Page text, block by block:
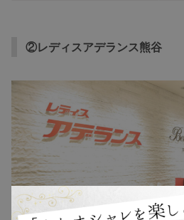
NEW
②レディスアデランス熊谷